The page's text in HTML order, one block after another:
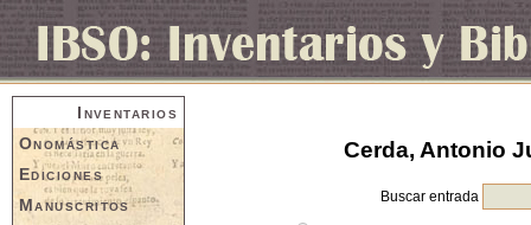
Inventarios
Onomástica
Ediciones
Manuscritos
Cerda, Antonio
Buscar entrada